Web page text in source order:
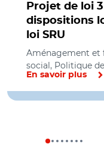
Projet de loi
dispositions
loi SRU
Aménagement et
social, Politique
En savoir plus